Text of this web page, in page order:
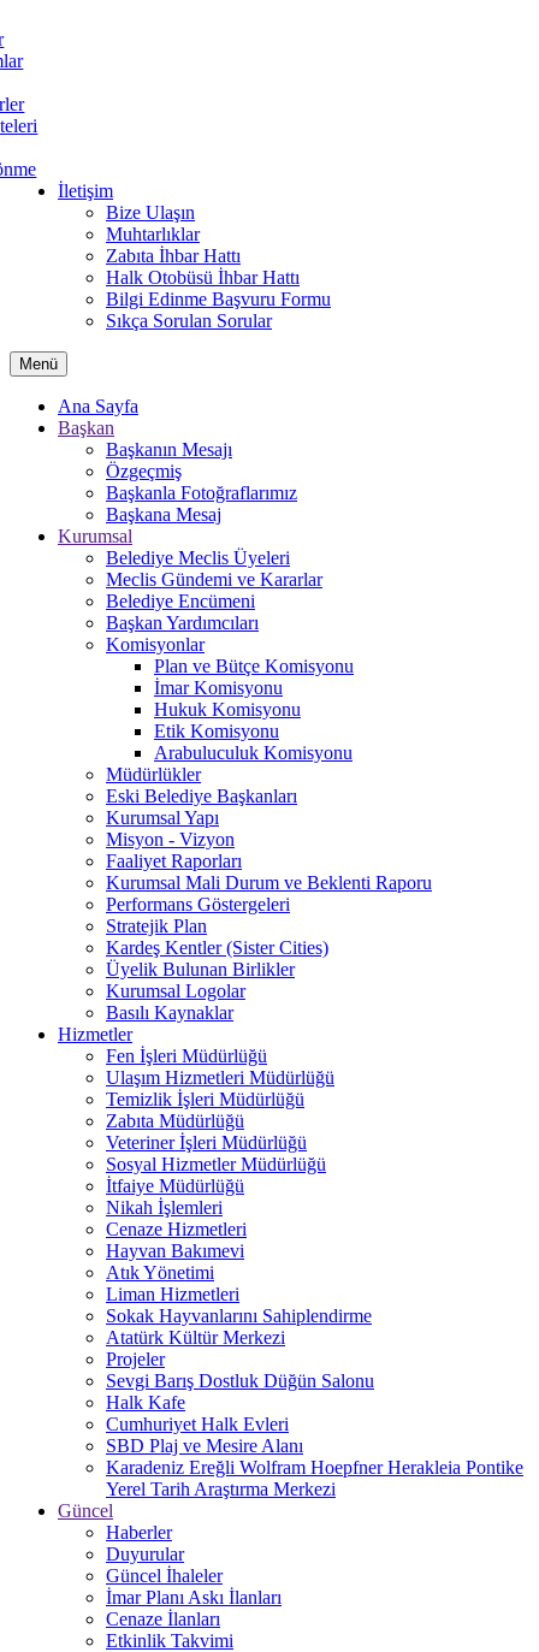
İletişim
Bize Ulaşın
Muhtarlıklar
Zabıta İhbar Hattı
Halk Otobüsü İhbar Hattı
Bilgi Edinme Başvuru Formu
Sıkça Sorulan Sorular
Menü
Ana Sayfa
Başkan
Başkanın Mesajı
Özgeçmiş
Başkanla Fotoğraflarımız
Başkana Mesaj
Kurumsal
Belediye Meclis Üyeleri
Meclis Gündemi ve Kararlar
Belediye Encümeni
Başkan Yardımcıları
Komisyonlar
Plan ve Bütçe Komisyonu
İmar Komisyonu
Hukuk Komisyonu
Etik Komisyonu
Arabuluculuk Komisyonu
Müdürlükler
Eski Belediye Başkanları
Kurumsal Yapı
Misyon - Vizyon
Faaliyet Raporları
Kurumsal Mali Durum ve Beklenti Raporu
Performans Göstergeleri
Stratejik Plan
Kardeş Kentler (Sister Cities)
Üyelik Bulunan Birlikler
Kurumsal Logolar
Basılı Kaynaklar
Hizmetler
Fen İşleri Müdürlüğü
Ulaşım Hizmetleri Müdürlüğü
Temizlik İşleri Müdürlüğü
Zabıta Müdürlüğü
Veteriner İşleri Müdürlüğü
Sosyal Hizmetler Müdürlüğü
İtfaiye Müdürlüğü
Nikah İşlemleri
Cenaze Hizmetleri
Hayvan Bakımevi
Atık Yönetimi
Liman Hizmetleri
Sokak Hayvanlarını Sahiplendirme
Atatürk Kültür Merkezi
Projeler
Sevgi Barış Dostluk Düğün Salonu
Halk Kafe
Cumhuriyet Halk Evleri
SBD Plaj ve Mesire Alanı
Karadeniz Ereğli Wolfram Hoepfner Herakleia Pontike
Yerel Tarih Araştırma Merkezi
Güncel
Haberler
Duyurular
Güncel İhaleler
İmar Planı Askı İlanları
Cenaze İlanları
Etkinlik Takvimi